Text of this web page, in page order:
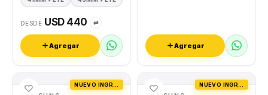
DESDE USD 440 ⇄
Agregar Agregar